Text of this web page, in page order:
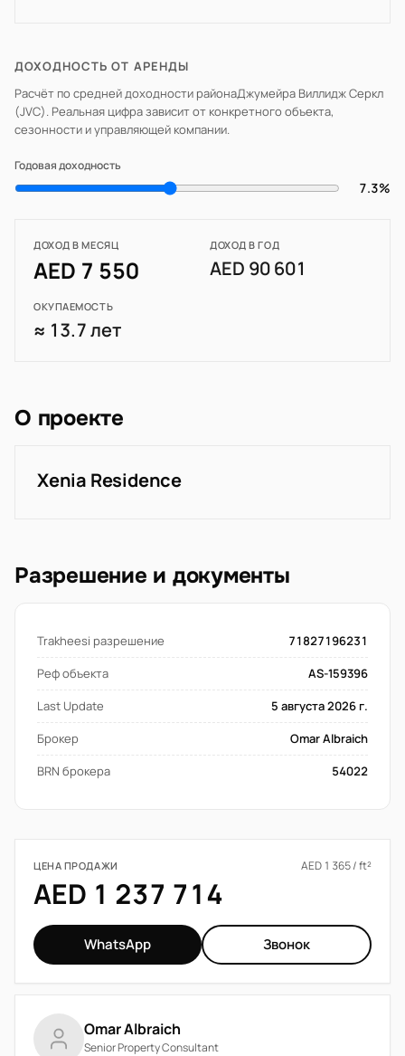
ДОХОДНОСТЬ ОТ АРЕНДЫ
Расчёт по средней доходности районаДжумейра Виллидж Серкл
(JVC). Реальная цифра зависит от конкретного объекта,
сезонности и управляющей компании.
Годовая доходность
7.3%
ДОХОД В МЕСЯЦ
AED 7 550
ДОХОД В ГОД
AED 90 601
ОКУПАЕМОСТЬ
≈ 13.7 лет
О проекте
Xenia Residence
Разрешение и документы
Trakheesi разрешение
71827196231
Реф объекта
AS-159396
Last Update
5 августа 2026 г.
Брокер
Omar Albraich
BRN брокера
54022
ЦЕНА ПРОДАЖИ AED 1 365 / ft²
AED 1 237 714
WhatsApp Звонок
Omar Albraich
Senior Property Consultant